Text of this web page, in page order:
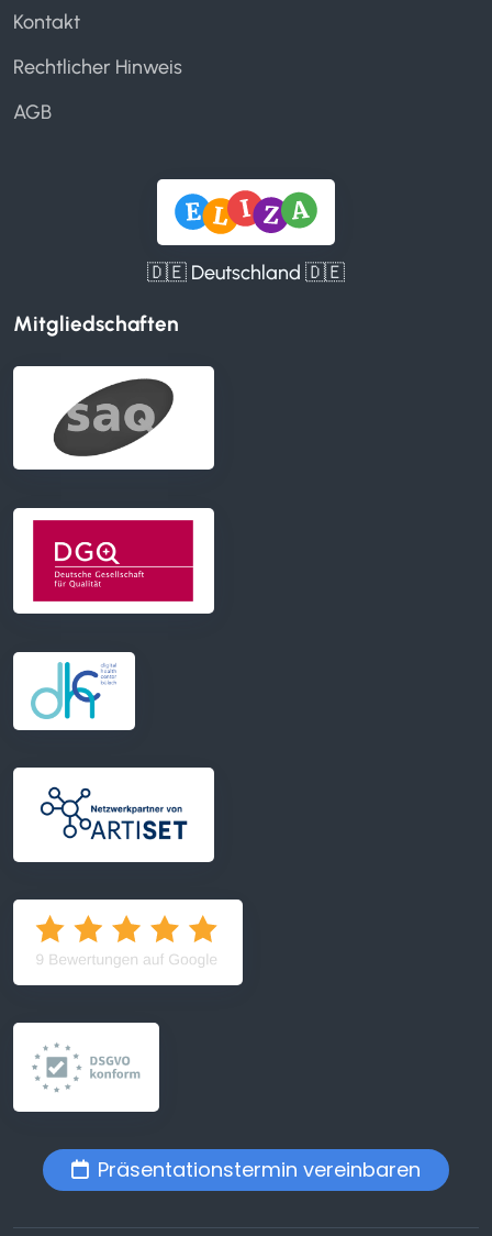
Kontakt
Rechtlicher Hinweis
AGB
🇩🇪 Deutschland 🇩🇪
Mitgliedschaften
Präsentationstermin vereinbaren